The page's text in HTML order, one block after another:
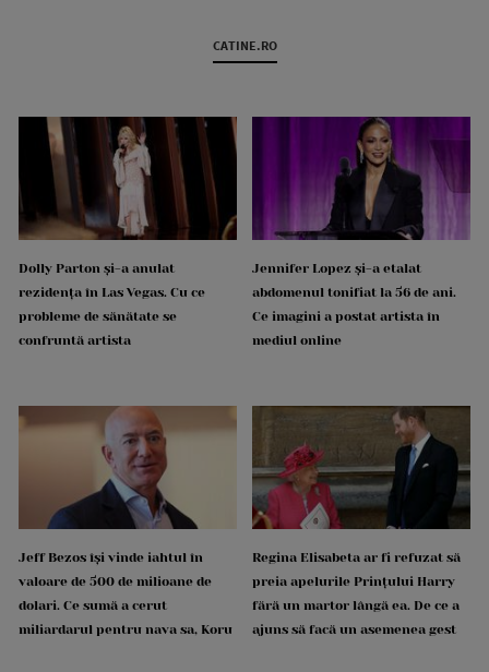
CATINE.RO
Dolly Parton și-a anulat
rezidența în Las Vegas. Cu ce
probleme de sănătate se
confruntă artista
Jennifer Lopez și-a etalat
abdomenul tonifiat la 56 de ani.
Ce imagini a postat artista în
mediul online
Jeff Bezos își vinde iahtul în
valoare de 500 de milioane de
dolari. Ce sumă a cerut
miliardarul pentru nava sa, Koru
Regina Elisabeta ar fi refuzat să
preia apelurile Prințului Harry
fără un martor lângă ea. De ce a
ajuns să facă un asemenea gest